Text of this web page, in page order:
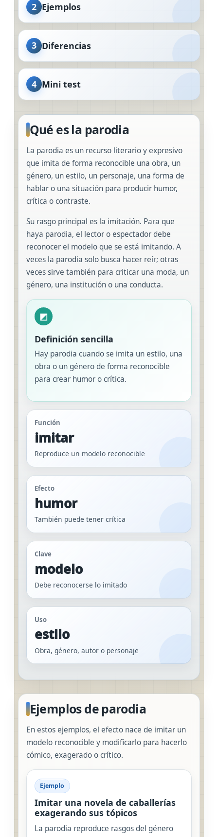
2 Ejemplos
3 Diferencias
4 Mini test
Qué es la parodia
La parodia es un recurso literario y expresivo
que imita de forma reconocible una obra, un
género, un estilo, un personaje, una forma de
hablar o una situación para producir humor,
crítica o contraste.
Su rasgo principal es la imitación. Para que
haya parodia, el lector o espectador debe
reconocer el modelo que se está imitando. A
veces la parodia solo busca hacer reír; otras
veces sirve también para criticar una moda, un
género, una institución o una conducta.
◩
Definición sencilla
Hay parodia cuando se imita un estilo, una
obra o un género de forma reconocible
para crear humor o crítica.
Función
imitar
Reproduce un modelo reconocible
Efecto
humor
También puede tener crítica
Clave
modelo
Debe reconocerse lo imitado
Uso
estilo
Obra, género, autor o personaje
Ejemplos de parodia
En estos ejemplos, el efecto nace de imitar un
modelo reconocible y modificarlo para hacerlo
cómico, exagerado o crítico.
Ejemplo
Imitar una novela de caballerías
exagerando sus tópicos
La parodia reproduce rasgos del género